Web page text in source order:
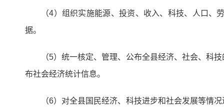
（4）组织实施能源、投资、收入、科技、人口
据。
（5）统一核定、管理、公布全县经济、社会、科
布社会经济统计信息。
（6）对全县国民经济、科技进步和社会发展等情